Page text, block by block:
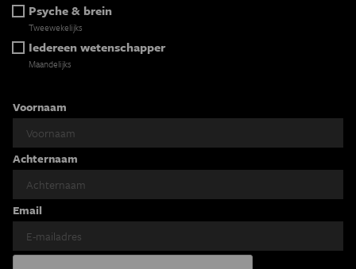
Psyche & brein
Tweewekelijks
Iedereen wetenschapper
Maandelijks
Voornaam
Achternaam
Email